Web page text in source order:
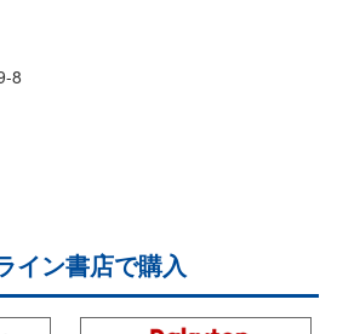
8
イン書店で購入